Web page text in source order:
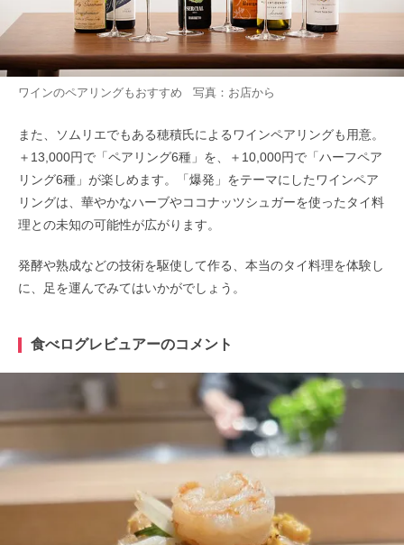
ワインのペアリングもおすすめ 写真：お店から
また、ソムリエでもある穂積氏によるワインペアリングも用意。
＋13,000円で「ペアリング6種」を、＋10,000円で「ハーフペア
リング6種」が楽しめます。「爆発」をテーマにしたワインペア
リングは、華やかなハーブやココナッツシュガーを使ったタイ料
理との未知の可能性が広がります。
発酵や熟成などの技術を駆使して作る、本当のタイ料理を体験し
に、足を運んでみてはいかがでしょう。
食べログレビュアーのコメント